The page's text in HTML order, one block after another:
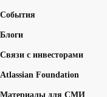
События
Блоги
Связи с инвесторами
Atlassian Foundation
Материалы для СМИ